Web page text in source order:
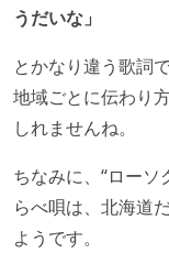
うだいな」
とかなり違う歌詞
地域ごとに伝わり
しれませんね。
ちなみに、“ロー
らべ唄は、北海道
ようです。